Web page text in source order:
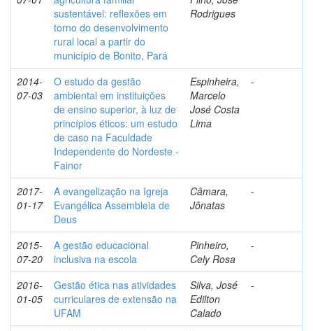
sustentável: reflexões em
torno do desenvolvimento
rural local a partir do
município de Bonito, Pará
Rodrigues
2014-
07-03
O estudo da gestão
ambiental em instituições
de ensino superior, à luz de
princípios éticos: um estudo
de caso na Faculdade
Independente do Nordeste -
Fainor
Espinheira,
Marcelo
José Costa
Lima
-
2017-
01-17
A evangelização na Igreja
Evangélica Assembleia de
Deus
Câmara,
Jônatas
-
2015-
07-20
A gestão educacional
inclusiva na escola
Pinheiro,
Cely Rosa
-
2016-
01-05
Gestão ética nas atividades
curriculares de extensão na
UFAM
Silva, José
Edilton
Calado
-